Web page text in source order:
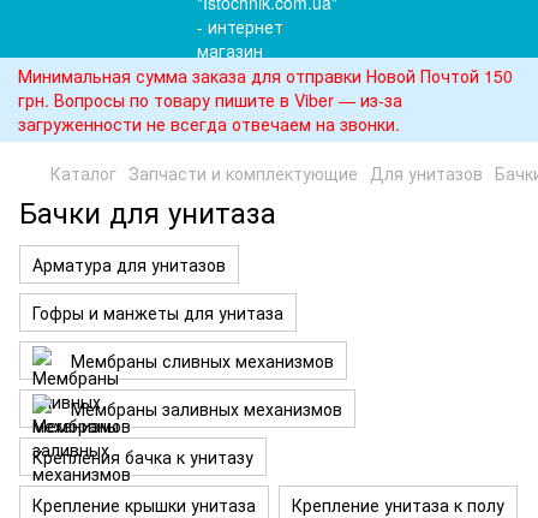
Минимальная сумма заказа для отправки Новой Почтой 150
грн. Вопросы по товару пишите в Viber — из-за
загруженности не всегда отвечаем на звонки.
Каталог Запчасти и комплектующие Для унитазов
Бачки для унитаза
Арматура для унитазов
Гофры и манжеты для унитаза
Мембраны сливных механизмов
Мембраны заливных механизмов
Крепления бачка к унитазу
Крепление крышки унитаза
Крепление унитаза к полу